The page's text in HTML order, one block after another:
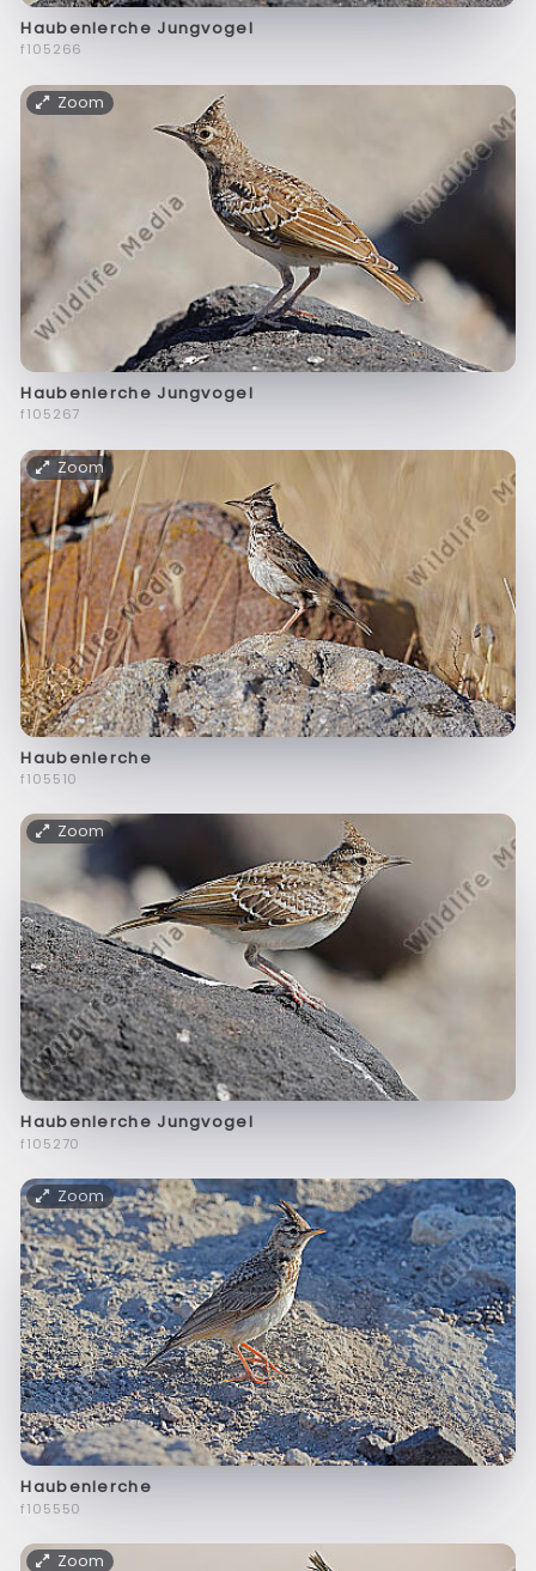
Haubenlerche Jungvogel
f105266
Zoom
Haubenlerche Jungvogel
f105267
Zoom
Haubenlerche
f105510
Zoom
Haubenlerche Jungvogel
f105270
Zoom
Haubenlerche
f105550
Zoom